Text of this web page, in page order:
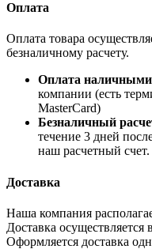
Оплата
Оплата товара
безналичному расчету.
Оплата
компании (есть
MasterCard)
Безналичный
течение 3 дней
наш расчетный счет.
Доставка
Наша компания
Доставка
Оформляется доставка